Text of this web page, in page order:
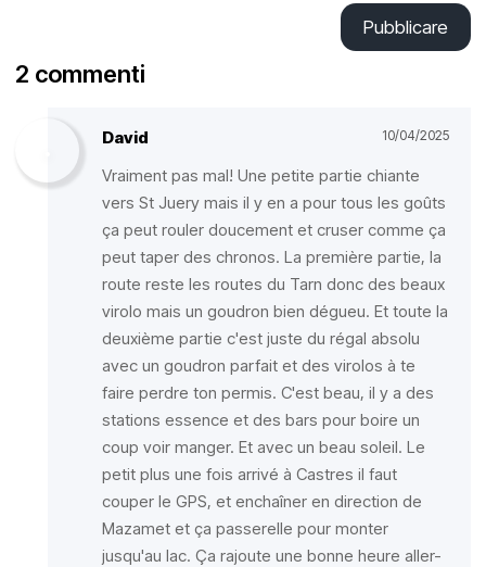
Pubblicare
2 commenti
David 10/04/2025
Vraiment pas mal! Une petite partie chiante
vers St Juery mais il y en a pour tous les goûts
ça peut rouler doucement et cruser comme ça
peut taper des chronos. La première partie, la
route reste les routes du Tarn donc des beaux
virolo mais un goudron bien dégueu. Et toute la
deuxième partie c'est juste du régal absolu
avec un goudron parfait et des virolos à te
faire perdre ton permis. C'est beau, il y a des
stations essence et des bars pour boire un
coup voir manger. Et avec un beau soleil. Le
petit plus une fois arrivé à Castres il faut
couper le GPS, et enchaîner en direction de
Mazamet et ça passerelle pour monter
jusqu'au lac. Ça rajoute une bonne heure aller-